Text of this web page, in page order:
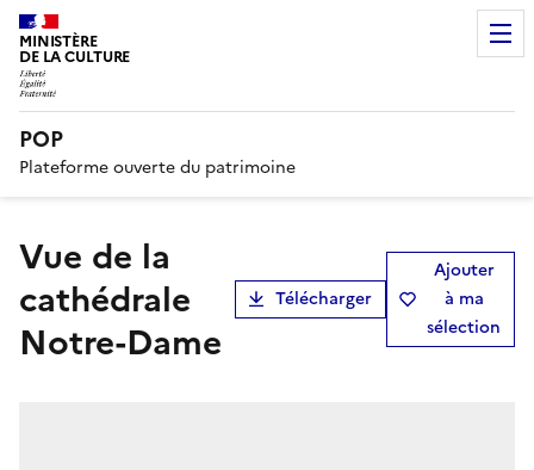
MINISTÈRE
DE LA CULTURE
POP
Plateforme ouverte du patrimoine
Vue de la
cathédrale
Notre-Dame
Télécharger
Ajouter
à ma
sélection